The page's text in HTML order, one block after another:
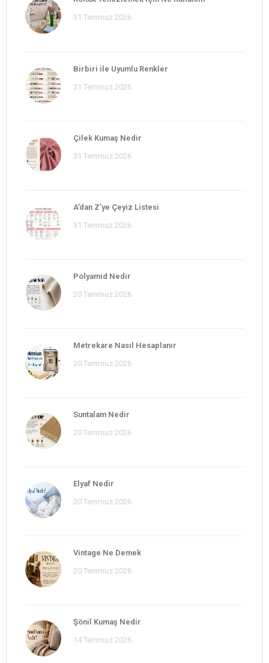
31 Temmuz 2026
Birbiri ile Uyumlu Renkler
31 Temmuz 2026
Çilek Kumaş Nedir
31 Temmuz 2026
A’dan Z’ye Çeyiz Listesi
31 Temmuz 2026
Polyamid Nedir
20 Temmuz 2026
Metrekare Nasıl Hesaplanır
20 Temmuz 2026
Suntalam Nedir
20 Temmuz 2026
Elyaf Nedir
20 Temmuz 2026
Vintage Ne Demek
20 Temmuz 2026
Şönil Kumaş Nedir
14 Temmuz 2026